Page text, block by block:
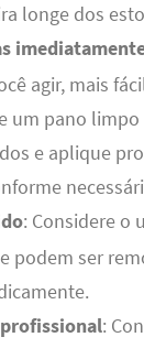
longe dos
agir, mais
um pano limpo
e aplique
: Considere o
podem ser
: